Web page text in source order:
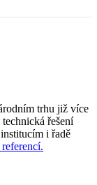
trhu již více
řešení
i řadě
referencí.